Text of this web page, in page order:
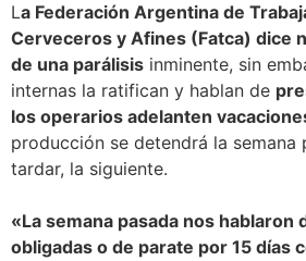
La Federación Argentina de
Cerveceros y Afines (Fatca) dice
de una parálisis inminente, sin
internas la ratifican y hablan de
los operarios adelanten
producción se detendrá la semana
tardar, la siguiente.
«La semana pasada nos hablaron
obligadas o de parate por 15 días